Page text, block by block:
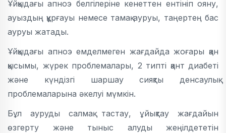
Ұйқыдағы апноэ белгілеріне кенеттен ентініп ояну,
ауыздың құрғауы немесе тамақ ауруы, таңертең бас
ауруы жатады.
Ұйқыдағы апноэ емделмеген жағдайда жоғары қан
қысымы, жүрек проблемалары, 2 типті қант диабеті
және күндізгі шаршау сияқты денсаулық
проблемаларына әкелуі мүмкін.
Бұл ауруды салмақ тастау, ұйықтау жағдайын
өзгерту және тыныс алуды жеңілдететін